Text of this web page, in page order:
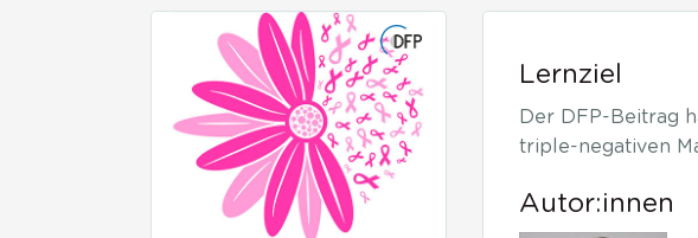
Lernziel
Der DFP-Beitrag
triple-negativen
Autor:innen